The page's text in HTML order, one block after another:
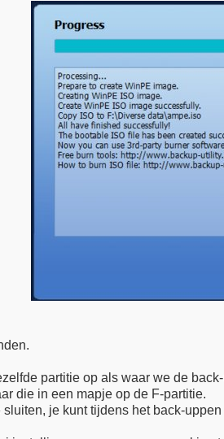
partitie op als waar we de
die in een mapje op de F-partitie.
je kunt tijdens het back-